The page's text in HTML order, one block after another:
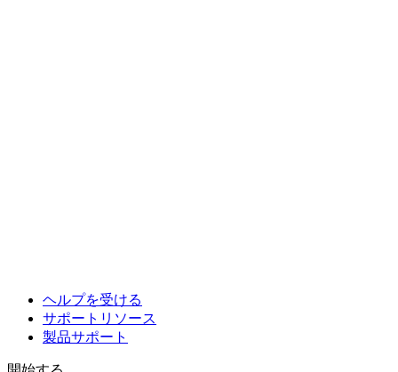
ヘルプを受ける
サポートリソース
製品サポート